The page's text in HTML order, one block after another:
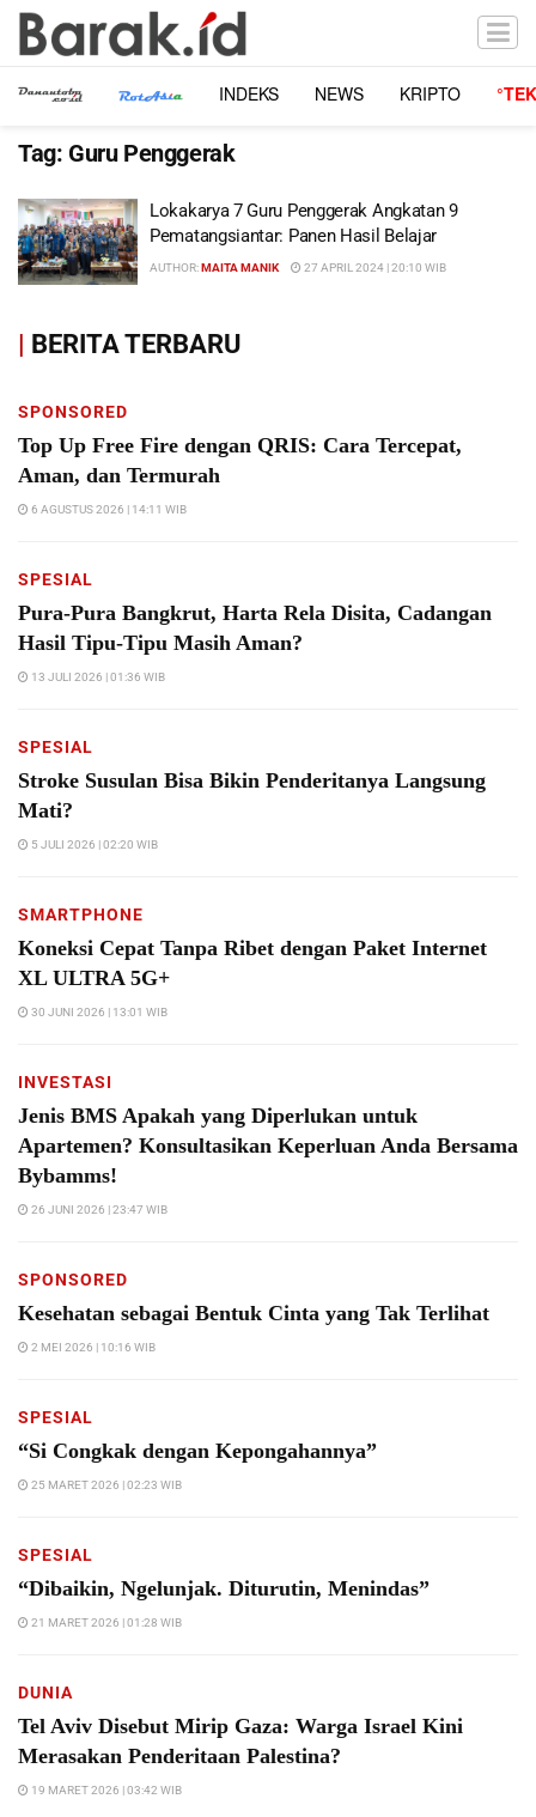
INDEKS NEWS KRIPTO
Tag: Guru Penggerak
Lokakarya 7 Guru Penggerak Angkatan 9
Pematangsiantar: Panen Hasil Belajar
AUTHOR:MAITA MANIK 27 APRIL 2024 | 20:10 WIB
| BERITA TERBARU
SPONSORED
Top Up Free Fire dengan QRIS: Cara Tercepat,
Aman, dan Termurah
6 AGUSTUS 2026 | 14:11 WIB
SPESIAL
Pura-Pura Bangkrut, Harta Rela Disita, Cadangan
Hasil Tipu-Tipu Masih Aman?
13 JULI 2026 | 01:36 WIB
SPESIAL
Stroke Susulan Bisa Bikin Penderitanya Langsung
Mati?
5 JULI 2026 | 02:20 WIB
SMARTPHONE
Koneksi Cepat Tanpa Ribet dengan Paket Internet
XL ULTRA 5G+
30 JUNI 2026 | 13:01 WIB
INVESTASI
Jenis BMS Apakah yang Diperlukan untuk
Apartemen? Konsultasikan Keperluan Anda Bersama
Bybamms!
26 JUNI 2026 | 23:47 WIB
SPONSORED
Kesehatan sebagai Bentuk Cinta yang Tak Terlihat
2 MEI 2026 | 10:16 WIB
SPESIAL
“Si Congkak dengan Kepongahannya”
25 MARET 2026 | 02:23 WIB
SPESIAL
“Dibaikin, Ngelunjak. Diturutin, Menindas”
21 MARET 2026 | 01:28 WIB
DUNIA
Tel Aviv Disebut Mirip Gaza: Warga Israel Kini
Merasakan Penderitaan Palestina?
19 MARET 2026 | 03:42 WIB